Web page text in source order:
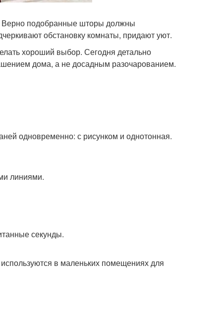
Верно подобранные шторы должны
обстановку комнаты, придают уют.
хороший выбор. Сегодня детально
дома, а не досадным разочарованием.
одновременно: с рисунком и однотонная.
линиями.
секунды.
в маленьких помещениях для